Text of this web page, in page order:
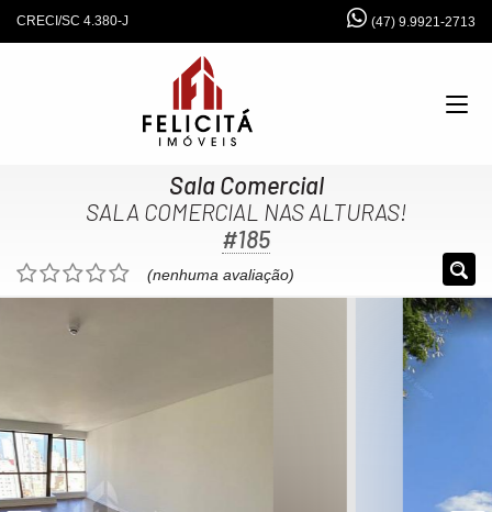
CRECI/SC 4.380-J (47) 9.9921-2713
Sala Comercial
SALA COMERCIAL NAS ALTURAS!
#185
(nenhuma avaliação)